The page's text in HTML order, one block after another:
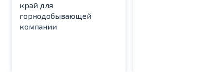
край для
горнодобывающей
компании